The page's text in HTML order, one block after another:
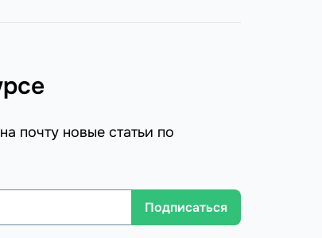
почту новые статьи по
Подписаться